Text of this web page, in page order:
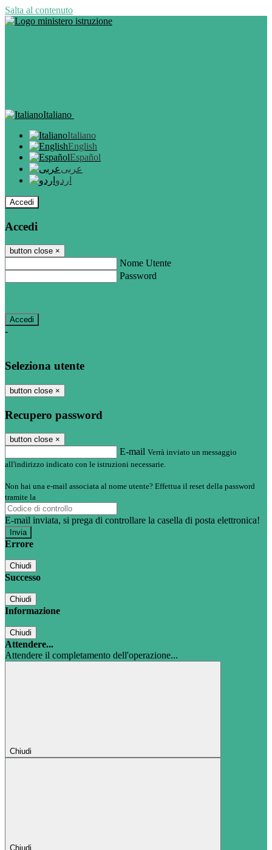
Salta al contenuto
Italiano
Italiano
English
Español
عربى
اردو
Accedi
Accedi
button close ×
Nome Utente
Password
-
Seleziona utente
button close ×
Recupero password
button close ×
E-mail Verrà inviato un messaggio
all'indirizzo indicato con le istruzioni necessarie.
Non hai una e-mail associata al nome utente? Effettua il reset della password
tramite la
E-mail inviata, si prega di controllare la casella di posta elettronica!
Errore
Chiudi
Successo
Chiudi
Informazione
Chiudi
Attendere...
Attendere il completamento dell'operazione...
Chiudi
Chiudi